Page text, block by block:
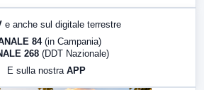
e anche sul digitale terrestre
84 (in Campania)
268 (DDT Nazionale)
E sulla nostra APP